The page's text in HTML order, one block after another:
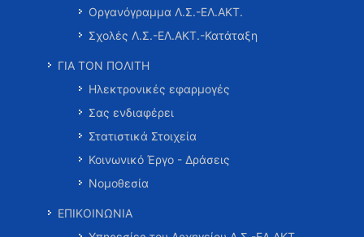
Οργανόγραμμα Λ.Σ.-ΕΛ.ΑΚΤ.
Σχολές Λ.Σ.-ΕΛ.ΑΚΤ.-Κατάταξη
ΓΙΑ ΤΟΝ ΠΟΛΙΤΗ
Ηλεκτρονικές εφαρμογές
Σας ενδιαφέρει
Στατιστικά Στοιχεία
Κοινωνικό Έργο - Δράσεις
Νομοθεσία
ΕΠΙΚΟΙΝΩΝΙΑ